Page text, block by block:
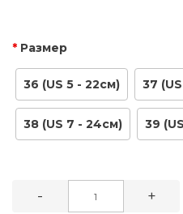
Размер
36 (US 5 - 22см) 37
38 (US 7 - 24см) 39
- +